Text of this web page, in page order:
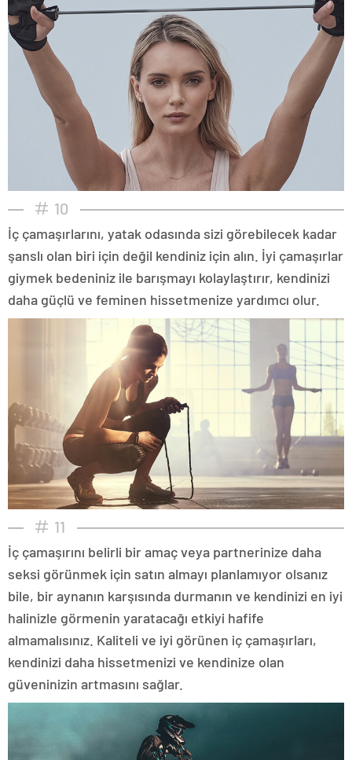
10
İç çamaşırlarını, yatak odasında sizi görebilecek kadar
şanslı olan biri için değil kendiniz için alın. İyi çamaşırlar
giymek bedeniniz ile barışmayı kolaylaştırır, kendinizi
daha güçlü ve feminen hissetmenize yardımcı olur.
11
İç çamaşırını belirli bir amaç veya partnerinize daha
seksi görünmek için satın almayı planlamıyor olsanız
bile, bir aynanın karşısında durmanın ve kendinizi en iyi
halinizle görmenin yaratacağı etkiyi hafife
almamalısınız. Kaliteli ve iyi görünen iç çamaşırları,
kendinizi daha hissetmenizi ve kendinize olan
güveninizin artmasını sağlar.